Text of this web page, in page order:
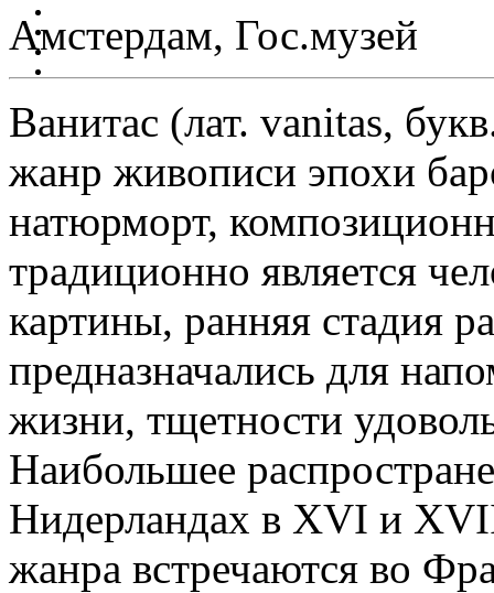
Амстердам, Гос.музей
Ванитас (лат. vanitas,
жанр живописи эпохи
натюрморт,
традиционно является
картины, ранняя стадия
предназначались для
жизни, тщетности
Наибольшее
Нидерландах в XVI и
жанра встречаются во